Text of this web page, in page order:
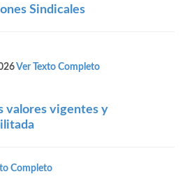
Sindicales
Ver Texto Completo
valores vigentes y
Completo